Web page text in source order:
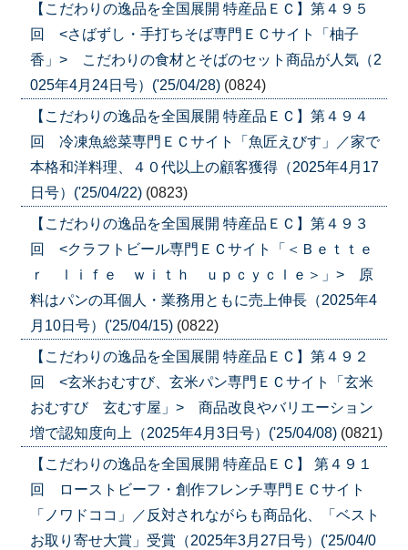
【こだわりの逸品を全国展開 特産品ＥＣ】第４９５
回 <さばずし・手打ちそば専門ＥＣサイト「柚子
香」> こだわりの食材とそばのセット商品が人気（2
025年4月24日号）('25/04/28) (0824)
【こだわりの逸品を全国展開 特産品ＥＣ】第４９４
回 冷凍魚総菜専門ＥＣサイト「魚匠えびす」／家で
本格和洋料理、４０代以上の顧客獲得（2025年4月17
日号）('25/04/22) (0823)
【こだわりの逸品を全国展開 特産品ＥＣ】第４９３
回 <クラフトビール専門ＥＣサイト「＜Ｂｅｔｔｅ
ｒ ｌｉｆｅ ｗｉｔｈ ｕｐｃｙｃｌｅ＞」> 原
料はパンの耳個人・業務用ともに売上伸長（2025年4
月10日号）('25/04/15) (0822)
【こだわりの逸品を全国展開 特産品ＥＣ】第４９２
回 <玄米おむすび、玄米パン専門ＥＣサイト「玄米
おむすび 玄むす屋」> 商品改良やバリエーション
増で認知度向上（2025年4月3日号）('25/04/08) (0821)
【こだわりの逸品を全国展開 特産品ＥＣ】 第４９１
回 ローストビーフ・創作フレンチ専門ＥＣサイト
「ノワドココ」／反対されながらも商品化、「ベスト
お取り寄せ大賞」受賞（2025年3月27日号）('25/04/0